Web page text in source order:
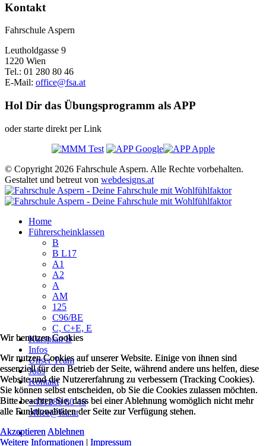
Kontakt
Fahrschule Aspern
Leutholdgasse 9
1220 Wien
Tel.: 01 280 80 46
E-Mail: office@fsa.at
Hol Dir das Übungsprogramm als APP
oder starte direkt per Link
Wir benutzen Cookies
Wir nutzen Cookies auf unserer Website. Einige von ihnen sind
essenziell für den Betrieb der Seite, während andere uns helfen, diese
Website und die Nutzererfahrung zu verbessern (Tracking Cookies).
Sie können selbst entscheiden, ob Sie die Cookies zulassen möchten.
Bitte beachten Sie, dass bei einer Ablehnung womöglich nicht mehr
alle Funktionalitäten der Seite zur Verfügung stehen.
Akzeptieren Ablehnen
Weitere Informationen | Impressum
© Copyright 2026 Fahrschule Aspern. Alle Rechte vorbehalten.
Gestaltet und betreut von webdesigns.at
Home
Führerscheinklassen
B
B L17
A1
A2
A
AM
125
C96/BE
C, C+E, E
Kursplan B
Infos
Unser Team
Jobs
Kontakt
+431280 80 46
office@fsa.at
Wir benutzen Cookies
Wir nutzen Cookies auf unserer Website. Einige von ihnen sind
essenziell für den Betrieb der Seite, während andere uns helfen, diese
Website und die Nutzererfahrung zu verbessern (Tracking Cookies).
Sie können selbst entscheiden, ob Sie die Cookies zulassen möchten.
Bitte beachten Sie, dass bei einer Ablehnung womöglich nicht mehr
alle Funktionalitäten der Seite zur Verfügung stehen.
Akzeptieren Ablehnen
Weitere Informationen | Impressum